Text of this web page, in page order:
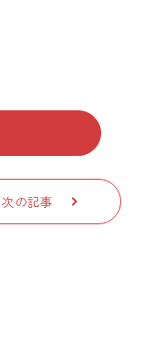
次の記事